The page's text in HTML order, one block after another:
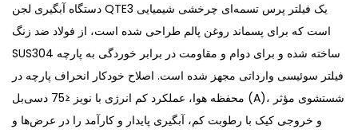
دستگاه آبگیری لجن QTE3 یک فیلتر پرس تسمه‌ای چرخشی شیمیایی
است که برای پسماند روغن پالم طراحی شده است، از فولاد ضد زنگ
SUS304 ساخته شده و برای دوام و مقاومت در برابر خوردگی به پارچه
فیلتر سوئیسی وارداتی مجهز شده است. اصلاح خودکار انحراف پارچه در
محفظه هوا، عملکرد کم انرژی با نویز ≤75 دسی‌بل (A)، شستشوی مؤثر
و خروجی کیک با رطوبت کم، آبگیری پایدار و کارآمد را در عرض‌ها و